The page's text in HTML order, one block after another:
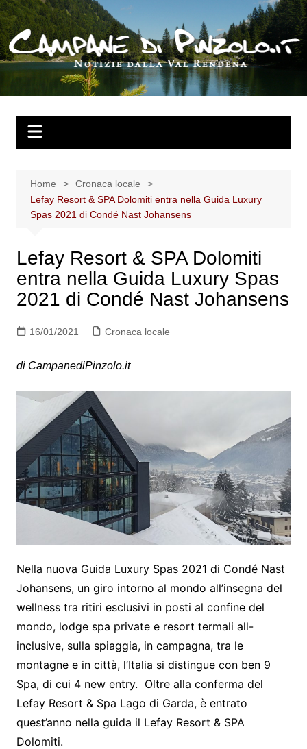
Salta
al
contenuto
Home
Cronaca locale
Lefay Resort & SPA Dolomiti entra nella Guida Luxury
Spas 2021 di Condé Nast Johansens
Lefay Resort & SPA Dolomiti
entra nella Guida Luxury Spas
2021 di Condé Nast Johansens
16/01/2021 Cronaca locale
di CampanediPinzolo.it
Nella nuova Guida Luxury Spas 2021 di Condé Nast
Johansens, un giro intorno al mondo all’insegna del
wellness tra ritiri esclusivi in posti al confine del
mondo, lodge spa private e resort termali all-
inclusive, sulla spiaggia, in campagna, tra le
montagne e in città, l’Italia si distingue con ben 9
Spa, di cui 4 new entry. Oltre alla conferma del
Lefay Resort & Spa Lago di Garda, è entrato
quest’anno nella guida il Lefay Resort & SPA
Dolomiti.